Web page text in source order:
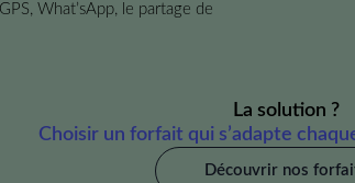
What’sApp, le partage de
La solution ?
Choisir un forfait qui s’adapte
Découvrir nos